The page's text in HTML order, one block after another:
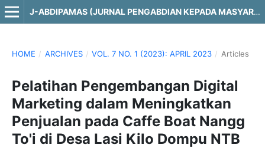
J-ABDIPAMAS (JURNAL PENGABDIAN KEPADA MASYARAKAT)
HOME / ARCHIVES / VOL. 7 NO. 1 (2023): APRIL 2023 / Articles
Pelatihan Pengembangan Digital
Marketing dalam Meningkatkan
Penjualan pada Caffe Boat Nangg
To'i di Desa Lasi Kilo Dompu NTB